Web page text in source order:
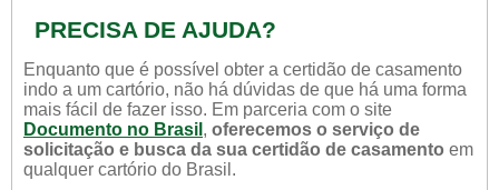
PRECISA DE AJUDA?
Enquanto que é possível obter a certidão de casamento
indo a um cartório, não há dúvidas de que há uma forma
mais fácil de fazer isso. Em parceria com o site
Documento no Brasil , oferecemos o serviço de
solicitação e busca da sua certidão de casamento em
qualquer cartório do Brasil.